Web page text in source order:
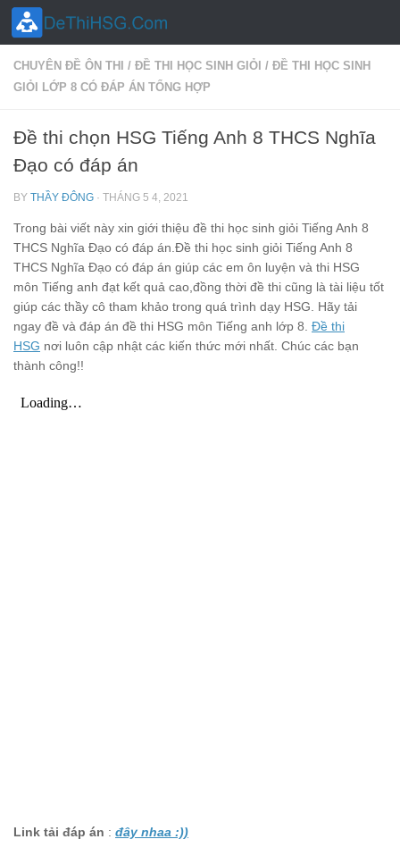
Skip to content
CHUYÊN ĐỀ ÔN THI / ĐỀ THI HỌC SINH GIỎI / ĐỀ THI HỌC SINH
GIỎI LỚP 8 CÓ ĐÁP ÁN TỔNG HỢP
Đề thi chọn HSG Tiếng Anh 8 THCS Nghĩa
Đạo có đáp án
BY THẦY ĐÔNG · THÁNG 5 4, 2021
Trong bài viết này xin giới thiệu đề thi học sinh giỏi Tiếng Anh 8
THCS Nghĩa Đạo có đáp án.Đề thi học sinh giỏi Tiếng Anh 8
THCS Nghĩa Đạo có đáp án giúp các em ôn luyện và thi HSG
môn Tiếng anh đạt kết quả cao,đồng thời đề thi cũng là tài liệu tốt
giúp các thầy cô tham khảo trong quá trình dạy HSG. Hãy tải
ngay đề và đáp án đề thi HSG môn Tiếng anh lớp 8. Đề thi
HSG nơi luôn cập nhật các kiến thức mới nhất. Chúc các bạn
thành công!!
Link tải đáp án : đây nhaa :))